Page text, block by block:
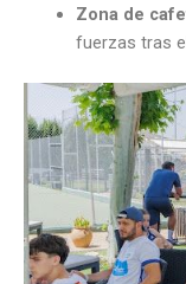
Zona de
fuerzas tras